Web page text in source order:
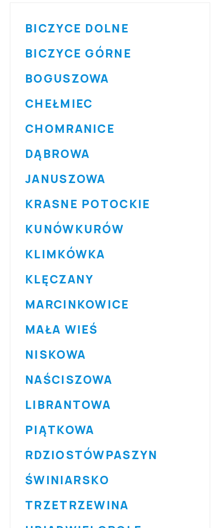
BICZYCE DOLNE
BICZYCE GÓRNE
BOGUSZOWA
CHEŁMIEC
CHOMRANICE
DĄBROWA
JANUSZOWA
KRASNE POTOCKIE
KUNÓWKURÓW
KLIMKÓWKA
KLĘCZANY
MARCINKOWICE
MAŁA WIEŚ
NISKOWA
NAŚCISZOWA
LIBRANTOWA
PIĄTKOWA
RDZIOSTÓWPASZYN
ŚWINIARSKO
TRZETRZEWINA